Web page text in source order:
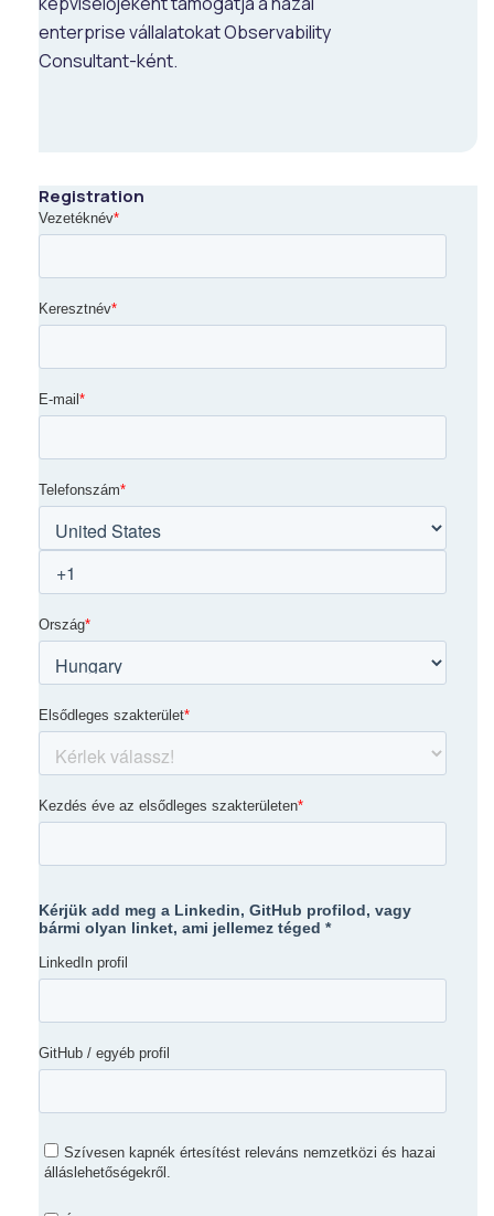
Registration
enterprise vállalatokat Observability
Consultant-ként.